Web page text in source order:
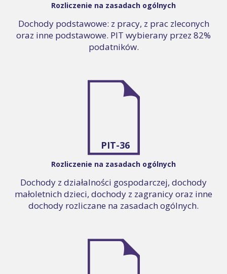
Rozliczenie na zasadach ogólnych
Dochody podstawowe: z pracy, z prac zleconych
oraz inne podstawowe. PIT wybierany przez 82%
podatników.
PIT-36
Rozliczenie na zasadach ogólnych
Dochody z działalności gospodarczej, dochody
małoletnich dzieci, dochody z zagranicy oraz inne
dochody rozliczane na zasadach ogólnych.